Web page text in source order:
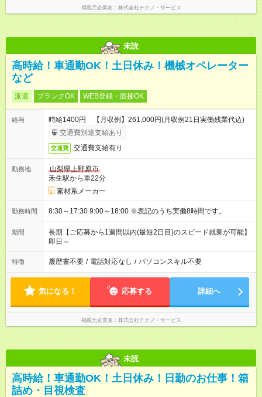
掲載元企業名 株式会社テクノ・サービス
未読
高時給！車通勤OK！土日休み！機械オペレーター
など
派遣 ブランクOK WEB登録・面接OK
給与
時給1400円 【月収例】261,000円(月収例21日実働残業代込)
交通費別途支給あり
交通費 交通費支給有り
勤務地
山梨県上野原市
禾生駅から車22分
素材系メーカー
勤務時間 8:30～17:30 9:00～18:00 ※表記のうち実働8時間です。
期間
長期【ご応募から1週間以内(最短2日目)のスピード就業が可能】
即日～
特徴 履歴書不要 / 電話対応なし / パソコンスキル不要
気になる！ 応募する 詳細へ
掲載元企業名 株式会社テクノ・サービス
未読
高時給！車通勤OK！土日休み！日勤のお仕事！箱
詰め・目視検査